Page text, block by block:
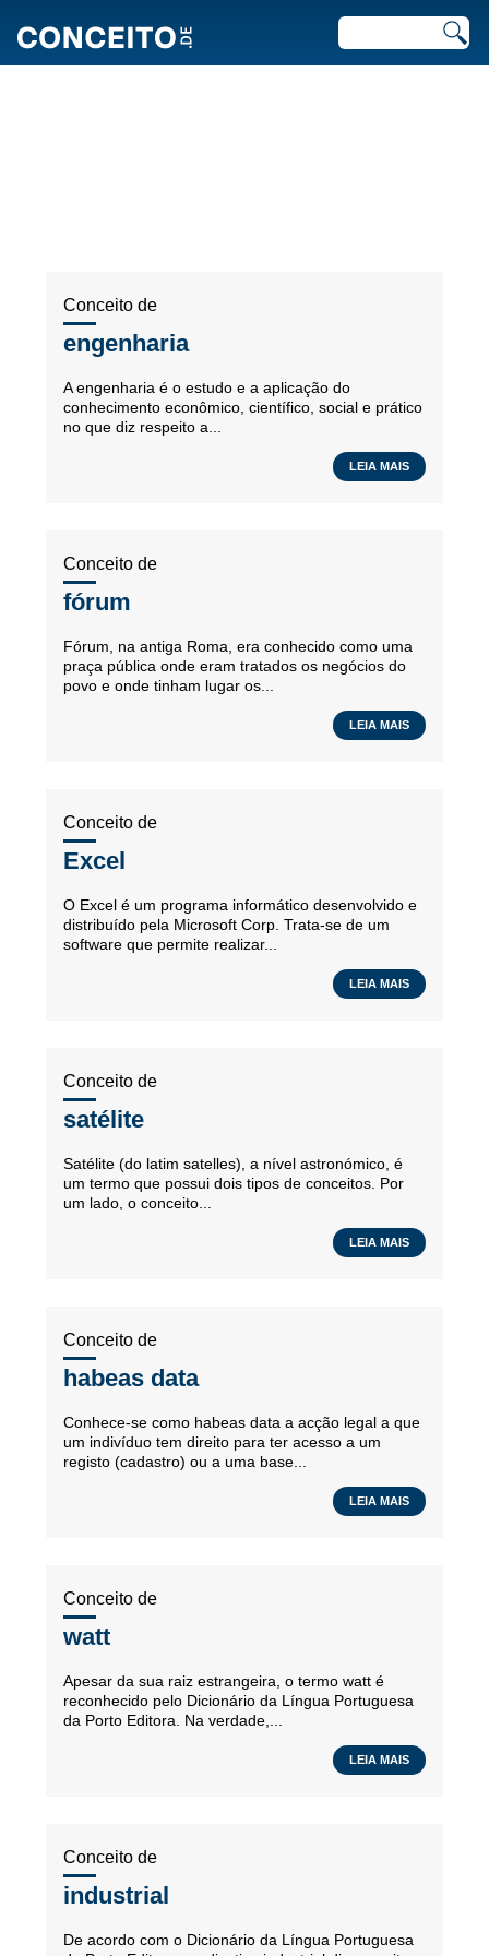
Conceito de
engenharia
A engenharia é o estudo e a aplicação do
conhecimento econômico, científico, social e prático
no que diz respeito a...
LEIA MAIS
Conceito de
fórum
Fórum, na antiga Roma, era conhecido como uma
praça pública onde eram tratados os negócios do
povo e onde tinham lugar os...
LEIA MAIS
Conceito de
Excel
O Excel é um programa informático desenvolvido e
distribuído pela Microsoft Corp. Trata-se de um
software que permite realizar...
LEIA MAIS
Conceito de
satélite
Satélite (do latim satelles), a nível astronómico, é
um termo que possui dois tipos de conceitos. Por
um lado, o conceito...
LEIA MAIS
Conceito de
habeas data
Conhece-se como habeas data a acção legal a que
um indivíduo tem direito para ter acesso a um
registo (cadastro) ou a uma base...
LEIA MAIS
Conceito de
watt
Apesar da sua raiz estrangeira, o termo watt é
reconhecido pelo Dicionário da Língua Portuguesa
da Porto Editora. Na verdade,...
LEIA MAIS
Conceito de
industrial
De acordo com o Dicionário da Língua Portuguesa